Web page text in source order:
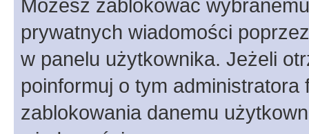
Możesz zablokować
prywatnych wiadomości
w panelu użytkownika. Jeżeli
poinformuj o tym
zablokowania danemu